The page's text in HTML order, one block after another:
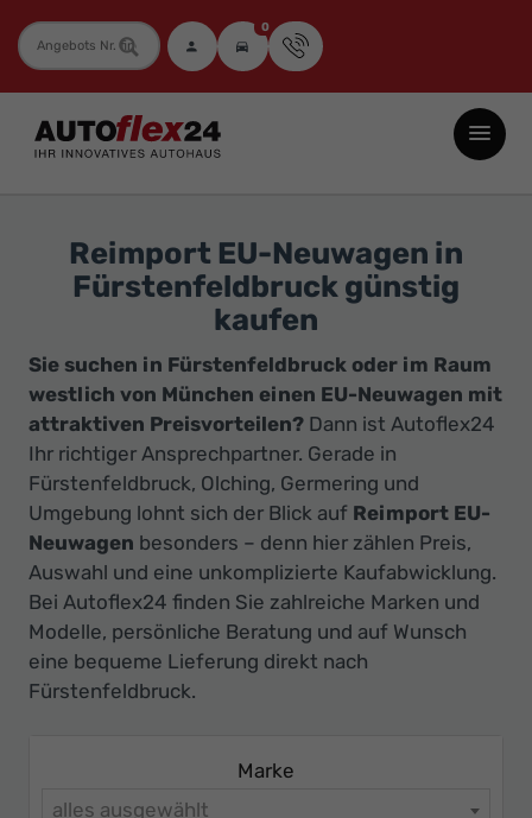
Fahrzeugnummer 0
Autoflex24
GmbH
Neuwagen
Jahreswagen
Gebrauchtwagen
zu
Top-
-
Ihr
Innovatives
Autohaus
Reimport EU-Neuwagen in
Fürstenfeldbruck günstig
kaufen
Sie suchen in Fürstenfeldbruck oder im Raum
westlich von München einen EU-Neuwagen mit
attraktiven Preisvorteilen? Dann ist Autoflex24
Ihr richtiger Ansprechpartner. Gerade in
Fürstenfeldbruck, Olching, Germering und
Umgebung lohnt sich der Blick auf Reimport EU-
Neuwagen besonders – denn hier zählen Preis,
Auswahl und eine unkomplizierte Kaufabwicklung.
Bei Autoflex24 finden Sie zahlreiche Marken und
Modelle, persönliche Beratung und auf Wunsch
eine bequeme Lieferung direkt nach
Fürstenfeldbruck.
Marke
alles ausgewählt